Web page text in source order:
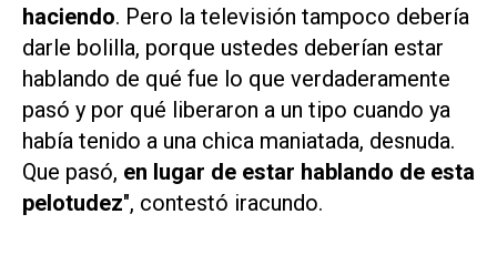
haciendo. Pero la televisión tampoco debería
darle bolilla, porque ustedes deberían estar
hablando de qué fue lo que verdaderamente
pasó y por qué liberaron a un tipo cuando ya
había tenido a una chica maniatada, desnuda.
Que pasó, en lugar de estar hablando de esta
pelotudez", contestó iracundo.